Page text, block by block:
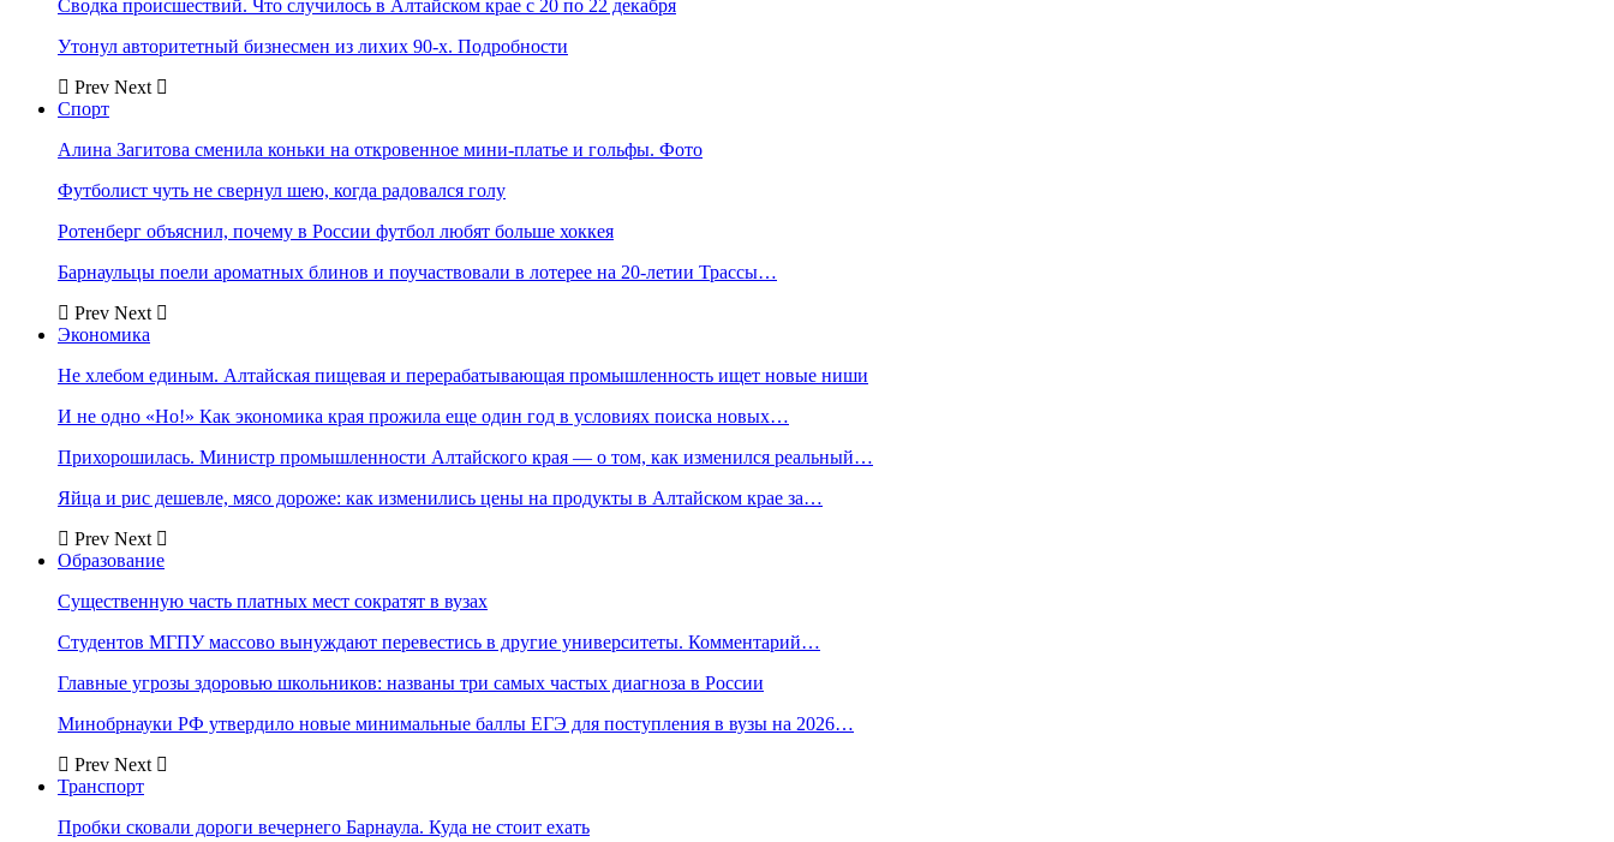
Сводка происшествий. Что случилось в Алтайском крае с 20 по 22 декабря
Утонул авторитетный бизнесмен из лихих 90-х. Подробности
Prev Next
Спорт
Алина Загитова сменила коньки на откровенное мини-платье и гольфы. Фото
Футболист чуть не свернул шею, когда радовался голу
Ротенберг объяснил, почему в России футбол любят больше хоккея
Барнаульцы поели ароматных блинов и поучаствовали в лотерее на 20-летии Трассы…
Prev Next
Экономика
Не хлебом единым. Алтайская пищевая и перерабатывающая промышленность ищет новые ниши
И не одно «Но!» Как экономика края прожила еще один год в условиях поиска новых…
Прихорошилась. Министр промышленности Алтайского края — о том, как изменился реальный…
Яйца и рис дешевле, мясо дороже: как изменились цены на продукты в Алтайском крае за…
Prev Next
Образование
Существенную часть платных мест сократят в вузах
Студентов МГПУ массово вынуждают перевестись в другие университеты. Комментарий…
Главные угрозы здоровью школьников: названы три самых частых диагноза в России
Минобрнауки РФ утвердило новые минимальные баллы ЕГЭ для поступления в вузы на 2026…
Prev Next
Транспорт
Пробки сковали дороги вечернего Барнаула. Куда не стоит ехать